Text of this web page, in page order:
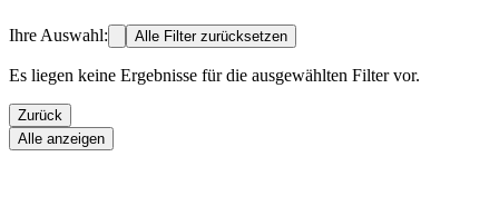
Ihre Auswahl: Alle Filter zurücksetzen
Es liegen keine Ergebnisse für die ausgewählten Filter vor.
Zurück
Alle anzeigen